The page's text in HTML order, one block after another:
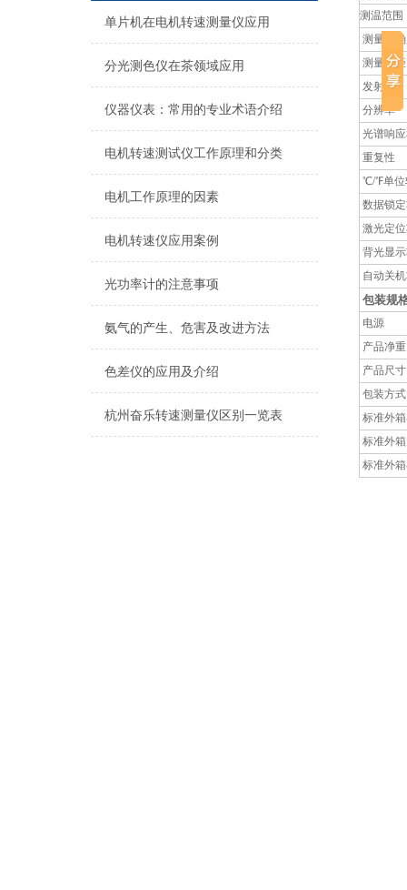
单片机在电机转速测量仪应用
分光测色仪在茶领域应用
仪器仪表：常用的专业术语介绍
电机转速测试仪工作原理和分类
电机工作原理的因素
电机转速仪应用案例
光功率计的注意事项
氨气的产生、危害及改进方法
色差仪的应用及介绍
杭州奋乐转速测量仪区别一览表
测温范围
测量精
测量物
发射率
分辨率
光谱响
重复性
℃/℉单位
数据锁
激光定
背光显
自动关
包装规
电源
产品净重
产品尺寸
包装方式
标准外
标准外
标准外